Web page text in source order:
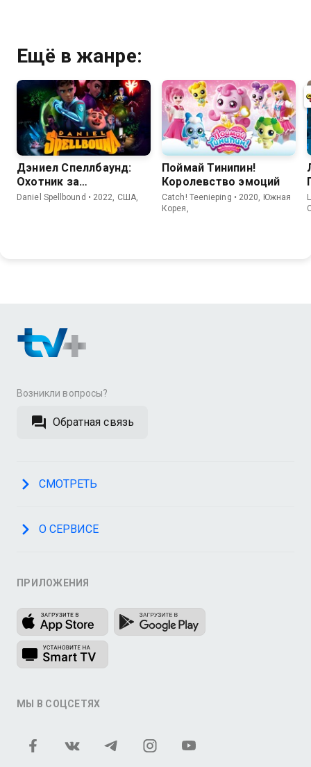
Ещё в жанре:
Дэниел Спеллбаунд:
Охотник за
волшебством
Daniel Spellbound • 2022, США,
Поймай Тинипин!
Королевство эмоций
Catch! Teenieping • 2020, Южная
Корея,
Возникли вопросы?
Обратная связь
СМОТРЕТЬ
О СЕРВИСЕ
ПРИЛОЖЕНИЯ
МЫ В СОЦСЕТЯХ